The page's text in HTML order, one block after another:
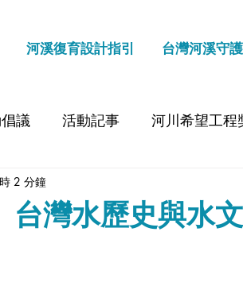
河溪復育設計指引 台灣河溪守
議 活動記事 河川希望工程
台灣水歷史與水
2 分鐘